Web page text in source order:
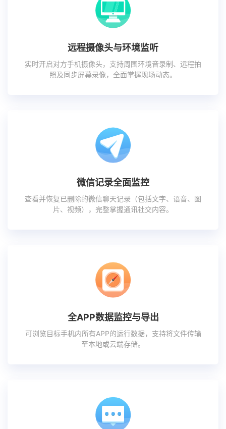
远程摄像头与环境监听
实时开启对方手机摄像头，支持周围环境音录制、远程拍
照及同步屏幕录像，全面掌握现场动态。
微信记录全面监控
查看并恢复已删除的微信聊天记录（包括文字、语音、图
片、视频），完整掌握通讯社交内容。
全APP数据监控与导出
可浏览目标手机内所有APP的运行数据，支持将文件传输
至本地或云端存储。